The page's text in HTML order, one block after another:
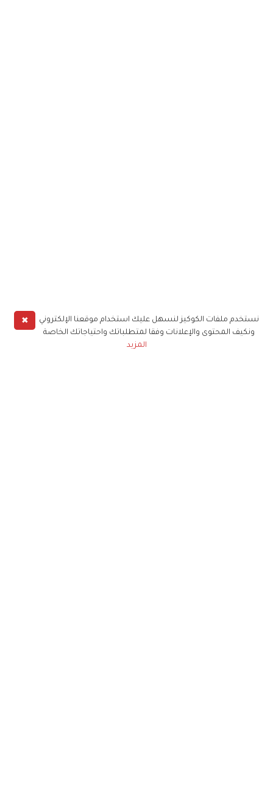
✖
نستخدم ملفات الكوكيز لنسهل عليك استخدام موقعنا الإلكتروني
ونكيف المحتوى والإعلانات وفقا لمتطلباتك واحتياجاتك الخاصة
المزيد